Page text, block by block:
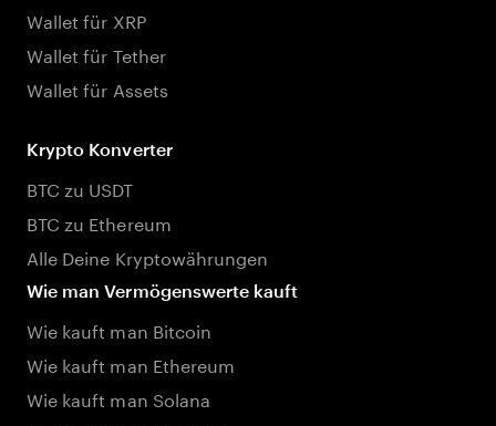
Wallet für XRP
Wallet für Tether
Wallet für Assets
Krypto Konverter
BTC zu USDT
BTC zu Ethereum
Alle Deine Kryptowährungen
Wie man Vermögenswerte kauft
Wie kauft man Bitcoin
Wie kauft man Ethereum
Wie kauft man Solana